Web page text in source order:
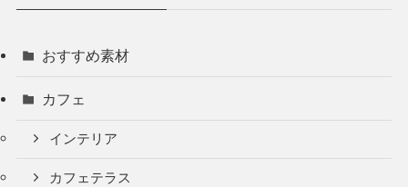
おすすめ素材
カフェ
インテリア
カフェテラス